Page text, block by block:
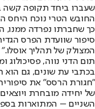
שעברו ביחד תקופה קשה
החובש הטרי נוכח היחס
כך שחברתו נפרדה ממנו,
סיפור שוועדת הפרס
המצולק של תהליך אוסלו.״
תום הדני נווה,
בכתבי עת שונים, גם
״חגורת הרסס״ את
של יחידה מובחרת
השניים – המתוארות